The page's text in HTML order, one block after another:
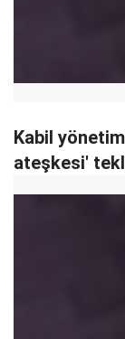
Kabil
ateşkesi'